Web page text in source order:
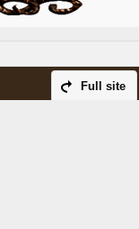
Full site